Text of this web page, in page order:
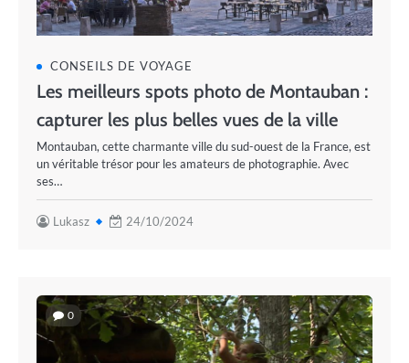
CONSEILS DE VOYAGE
Les meilleurs spots photo de Montauban :
capturer les plus belles vues de la ville
Montauban, cette charmante ville du sud-ouest de la France, est
un véritable trésor pour les amateurs de photographie. Avec
ses…
Lukasz 24/10/2024
0